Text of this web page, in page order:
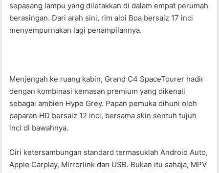
sepasang lampu yang diletakkan di dalam empat perumah
berasingan. Dari arah sini, rim aloi Boa bersaiz 17 inci
menyempurnakan lagi penampilannya.
Menjengah ke ruang kabin, Grand C4 SpaceTourer hadir
dengan kombinasi kemasan premium yang dikenali
sebagai ambien Hype Grey. Papan pemuka dihuni oleh
paparan HD bersaiz 12 inci, bersama skin sentuh tujuh
inci di bawahnya.
Ciri ketersambungan standard termasuklah Android Auto,
Apple Carplay, Mirrorlink dan USB. Bukan itu sahaja, MPV